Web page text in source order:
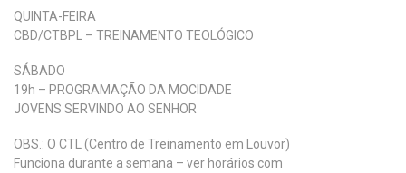
QUINTA-FEIRA
CBD/CTBPL – TREINAMENTO TEOLÓGICO
SÁBADO
19h – PROGRAMAÇÃO DA MOCIDADE
JOVENS SERVINDO AO SENHOR
OBS.: O CTL (Centro de Treinamento em Louvor)
Funciona durante a semana – ver horários com